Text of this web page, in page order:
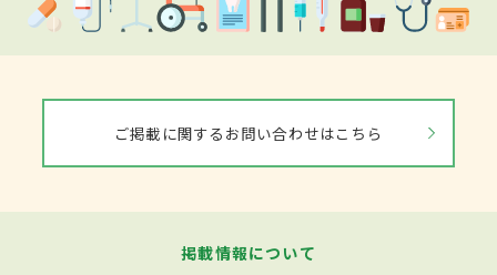
ご掲載に関するお問い合わせはこちら
掲載情報について